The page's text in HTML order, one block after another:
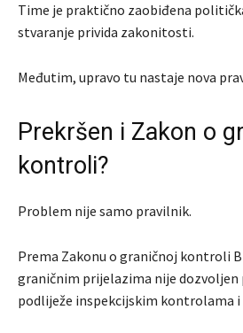
Time je praktično zaobiđena
stvaranje privida zakonitosti.
Međutim, upravo tu nastaje nova
Prekršen i Zakon o
kontroli?
Problem nije samo pravilnik.
Prema Zakonu o graničnoj kontroli
graničnim prijelazima nije
podliježe inspekcijskim kontrolama